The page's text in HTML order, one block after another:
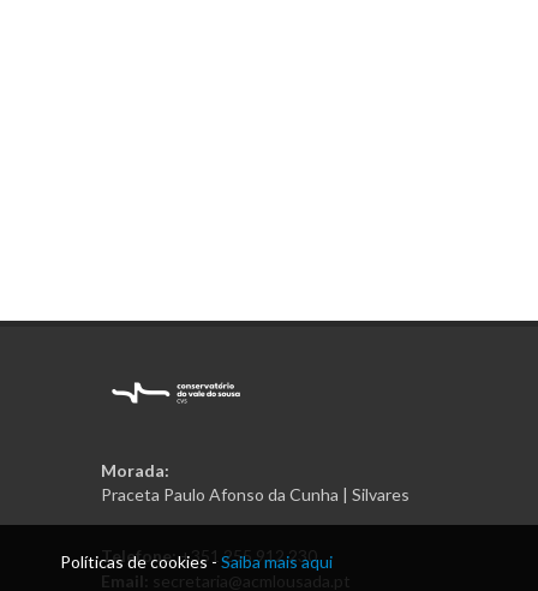
Morada:
Praceta Paulo Afonso da Cunha | Silvares
Telefone:+351 255 912 230
Email:
secretaria@acmlousada.pt
Políticas de cookies - Saiba mais aqui